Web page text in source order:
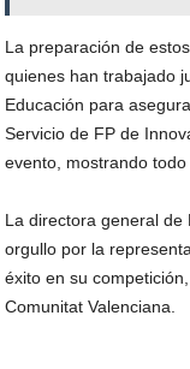
La preparación de
quienes han trabajado
Educación para
Servicio de FP de
evento, mostrando
La directora general de
orgullo por la
éxito en su
Comunitat Valenciana.